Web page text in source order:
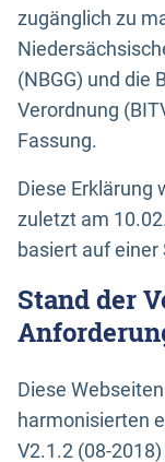
zugänglich zu
(NBGG) und die
Verordnung
Fassung.
Diese Erklärung
zuletzt am
basiert auf
Stand der
Diese
harmonisierten
V2.1.2 (08-